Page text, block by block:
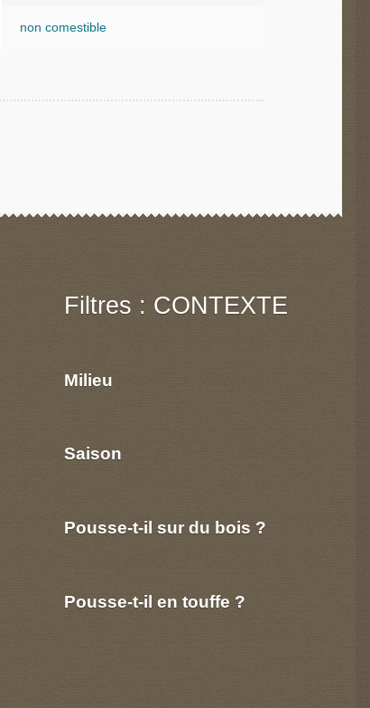
non comestible
Filtres : CONTEXTE
Milieu
Saison
Pousse-t-il sur du bois ?
Pousse-t-il en touffe ?